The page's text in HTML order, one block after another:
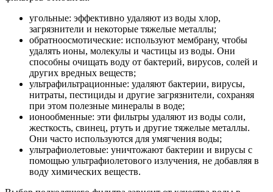
угольные: эффективно удаляют из воды хлор,
загрязнители и некоторые тяжелые металлы;
обратноосмотические: используют мембрану, чтобы
удалять ионы, молекулы и частицы из воды. Они
способны очищать воду от бактерий, вирусов, солей и
других вредных веществ;
ультрафильтрационные: удаляют бактерии, вирусы,
нитраты, пестициды и другие загрязнители, сохраняя
при этом полезные минералы в воде;
ионообменные: эти фильтры удаляют из воды соли,
жесткость, свинец, ртуть и другие тяжелые металлы.
Они часто используются для умягчения воды;
ультрафиолетовые: уничтожают бактерии и вирусы с
помощью ультрафиолетового излучения, не добавляя в
воду химических веществ.